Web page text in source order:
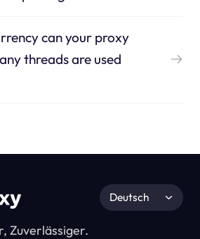
can your proxy
threads are used
Zuverlässiger.
Deutsch